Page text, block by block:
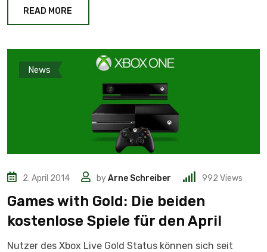
READ MORE
News
2. April 2014 byArne Schreiber 992 Views
Games with Gold: Die beiden
kostenlose Spiele für den April
Nutzer des Xbox Live Gold Status können sich seit